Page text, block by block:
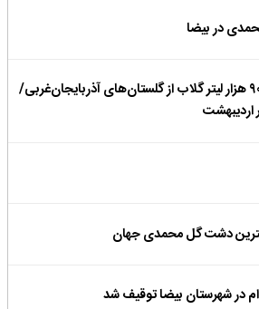
استحصال سالانه بیش از ۹۰۰ هزار لیتر گلاب از گلستان‌های آذربایجان‌غربی/
اردیبهشت